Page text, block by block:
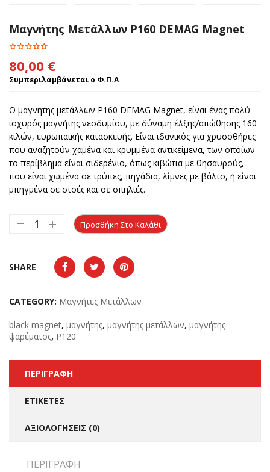
Μαγνήτης Μετάλλων P160 DEMAG Magnet
80,00 €
Συμπεριλαμβάνεται ο Φ.Π.Α
Ο μαγνήτης μετάλλων P160 DEMAG Magnet, είναι ένας πολύ
ισχυρός μαγνήτης νεοδυμίου, με δύναμη έλξης/απώθησης 160
κιλών, ευρωπαϊκής κατασκευής. Είναι ιδανικός για χρυσοθήρες
που αναζητούν χαμένα και κρυμμένα αντικείμενα, των οποίων
το περίβλημα είναι σιδερένιο, όπως κιβώτια με θησαυρούς,
που είναι χωμένα σε τρύπες, πηγάδια, λίμνες με βάλτο, ή είναι
μπηγμένα σε στοές και σε σπηλιές.
Προσθήκη Στο Καλάθι
SHARE
CATEGORY: Μαγνήτες Μετάλλων
black magnet, μαγνήτης, μαγνήτης μετάλλων, μαγνήτης
ψαρέματος, P120
ΠΕΡΙΓΡΑΦΉ
ΕΤΙΚΈΤΕΣ
ΑΞΙΟΛΟΓΉΣΕΙΣ (0)
ΠΕΡΙΓΡΑΦΉ